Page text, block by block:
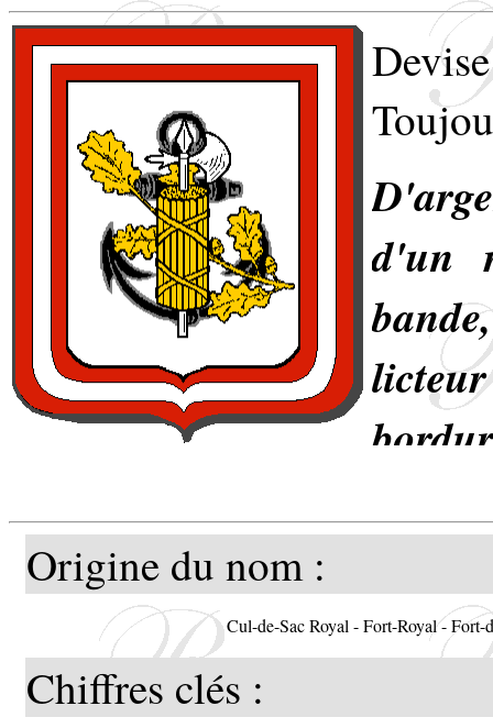
d'un
-
Origine du nom :
Cul-de-Sac Royal - Fort-Royal -
Chiffres clés :